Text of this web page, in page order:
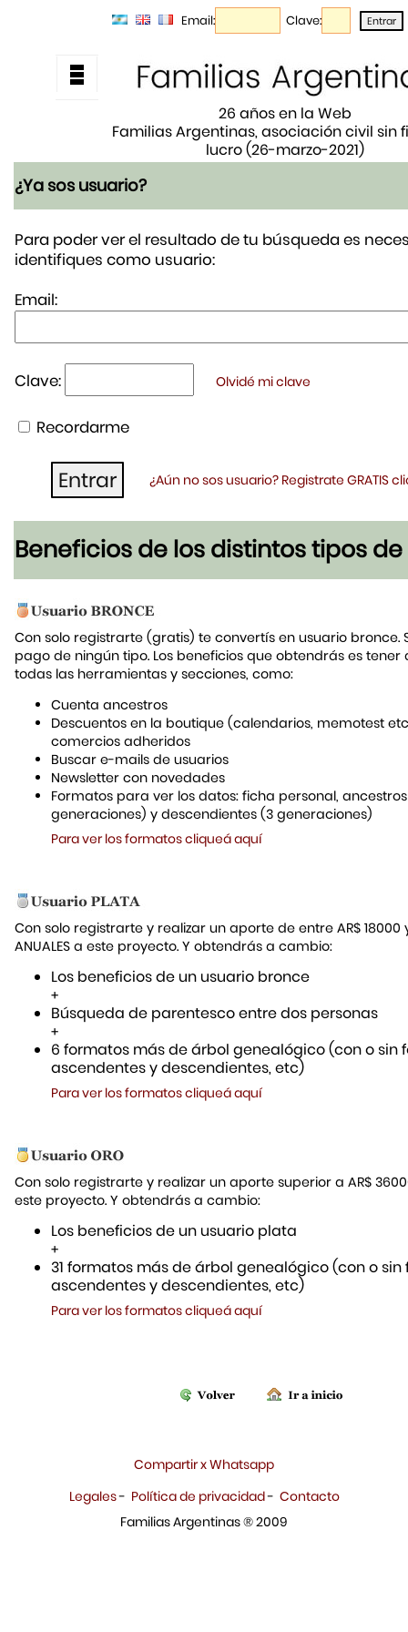
Email: Clave:
26 años en la Web
Familias Argentinas, asociación civil sin
lucro (26-marzo-2021)
¿Ya sos usuario?
Para poder ver el resultado de tu búsqueda es
identifiques como usuario:
Email:
Clave: Olvidé mi clave
Recordarme
¿Aún no sos usuario? Registrate GRATIS
Beneficios de los distintos tipos de
Con solo registrarte (gratis) te convertís en usuario bronce.
pago de ningún tipo. Los beneficios que obtendrás es tener
todas las herramientas y secciones, como:
Cuenta ancestros
Descuentos en la boutique (calendarios, memotest
comercios adheridos
Buscar e-mails de usuarios
Newsletter con novedades
Formatos para ver los datos: ficha personal,
generaciones) y descendientes (3 generaciones)
Para ver los formatos cliqueá aquí
Con solo registrarte y realizar un aporte de entre AR$ 18000
ANUALES a este proyecto. Y obtendrás a cambio:
Los beneficios de un usuario bronce
+
Búsqueda de parentesco entre dos personas
+
6 formatos más de árbol genealógico (con o sin
ascendentes y descendientes, etc)
Para ver los formatos cliqueá aquí
Con solo registrarte y realizar un aporte superior a AR$
este proyecto. Y obtendrás a cambio:
Los beneficios de un usuario plata
+
31 formatos más de árbol genealógico (con o sin
ascendentes y descendientes, etc)
Para ver los formatos cliqueá aquí
Compartir x Whatsapp
Legales- Política de privacidad- Contacto
Familias Argentinas ® 2009